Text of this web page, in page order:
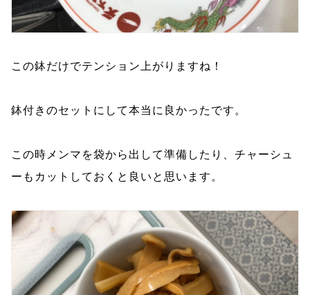
この鉢だけでテンション上がりますね！
鉢付きのセットにして本当に良かったです。
この時メンマを袋から出して準備したり、チャーシュ
ーもカットしておくと良いと思います。